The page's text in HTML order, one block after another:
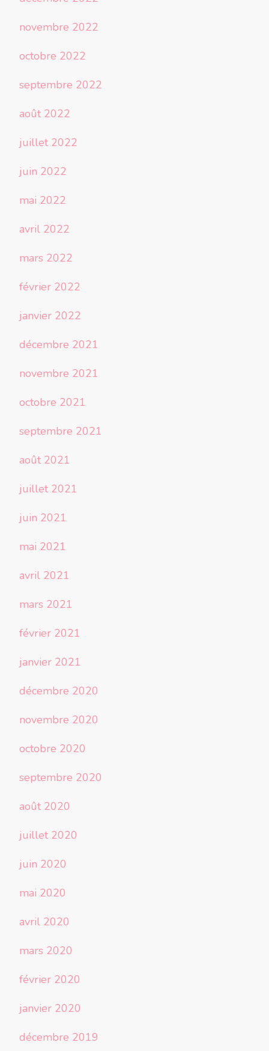
novembre 2022
octobre 2022
septembre 2022
août 2022
juillet 2022
juin 2022
mai 2022
avril 2022
mars 2022
février 2022
janvier 2022
décembre 2021
novembre 2021
octobre 2021
septembre 2021
août 2021
juillet 2021
juin 2021
mai 2021
avril 2021
mars 2021
février 2021
janvier 2021
décembre 2020
novembre 2020
octobre 2020
septembre 2020
août 2020
juillet 2020
juin 2020
mai 2020
avril 2020
mars 2020
février 2020
janvier 2020
décembre 2019